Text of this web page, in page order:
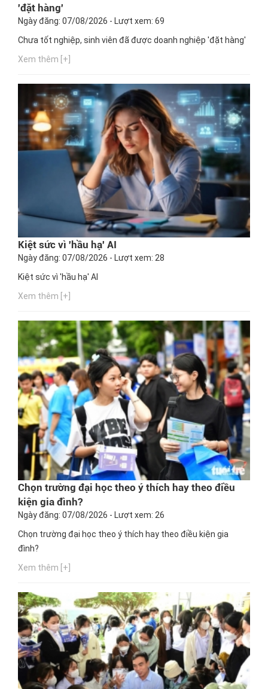
'đặt hàng'
Ngày đăng: 07/08/2026 - Lượt xem: 69
Chưa tốt nghiệp, sinh viên đã được doanh nghiệp 'đặt hàng'
Xem thêm [+]
Kiệt sức vì 'hầu hạ' AI
Ngày đăng: 07/08/2026 - Lượt xem: 28
Kiệt sức vì 'hầu hạ' AI
Xem thêm [+]
Chọn trường đại học theo ý thích hay theo điều
kiện gia đình?
Ngày đăng: 07/08/2026 - Lượt xem: 26
Chọn trường đại học theo ý thích hay theo điều kiện gia
đình?
Xem thêm [+]